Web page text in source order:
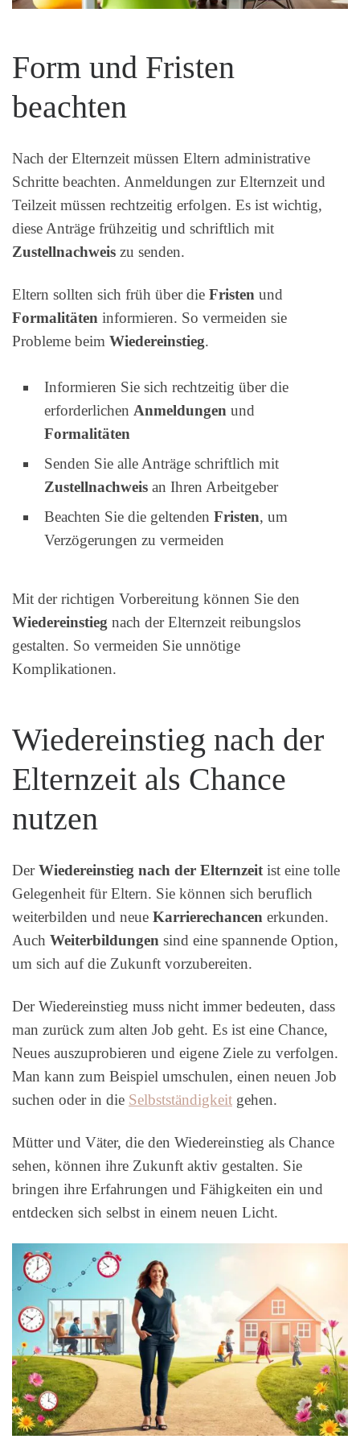
Form und Fristen
beachten
Nach der Elternzeit müssen Eltern administrative
Schritte beachten. Anmeldungen zur Elternzeit und
Teilzeit müssen rechtzeitig erfolgen. Es ist wichtig,
diese Anträge frühzeitig und schriftlich mit
Zustellnachweis zu senden.
Eltern sollten sich früh über die Fristen und
Formalitäten informieren. So vermeiden sie
Probleme beim Wiedereinstieg.
Informieren Sie sich rechtzeitig über die
erforderlichen Anmeldungen und
Formalitäten
Senden Sie alle Anträge schriftlich mit
Zustellnachweis an Ihren Arbeitgeber
Beachten Sie die geltenden Fristen, um
Verzögerungen zu vermeiden
Mit der richtigen Vorbereitung können Sie den
Wiedereinstieg nach der Elternzeit reibungslos
gestalten. So vermeiden Sie unnötige
Komplikationen.
Wiedereinstieg nach der
Elternzeit als Chance
nutzen
DerWiedereinstieg nach der Elternzeit ist eine tolle
Gelegenheit für Eltern. Sie können sich beruflich
weiterbilden und neue Karrierechancen erkunden.
Auch Weiterbildungen sind eine spannende Option,
um sich auf die Zukunft vorzubereiten.
Der Wiedereinstieg muss nicht immer bedeuten, dass
man zurück zum alten Job geht. Es ist eine Chance,
Neues auszuprobieren und eigene Ziele zu verfolgen.
Man kann zum Beispiel umschulen, einen neuen Job
suchen oder in die Selbstständigkeit gehen.
Mütter und Väter, die den Wiedereinstieg als Chance
sehen, können ihre Zukunft aktiv gestalten. Sie
bringen ihre Erfahrungen und Fähigkeiten ein und
entdecken sich selbst in einem neuen Licht.